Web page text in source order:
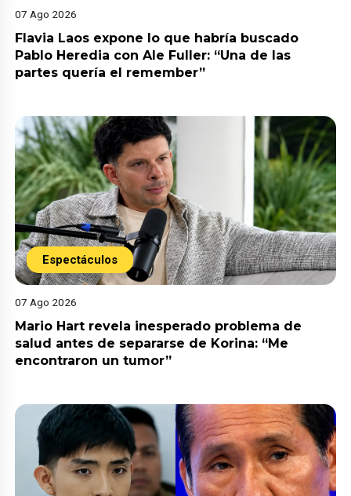
07 Ago 2026
Flavia Laos expone lo que habría buscado
Pablo Heredia con Ale Fuller: “Una de las
partes quería el remember”
Espectáculos
07 Ago 2026
Mario Hart revela inesperado problema de
salud antes de separarse de Korina: “Me
encontraron un tumor”